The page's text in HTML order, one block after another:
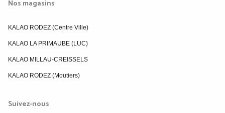
Nos magasins
KALAO RODEZ (Centre Ville)
KALAO LA PRIMAUBE (LUC)
KALAO MILLAU-CREISSELS
KALAO RODEZ (Moutiers)
Suivez-nous